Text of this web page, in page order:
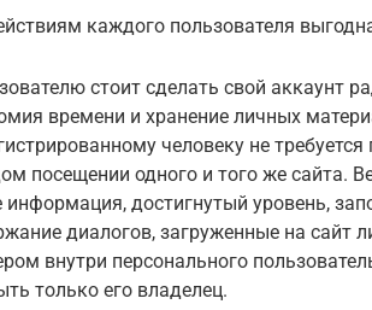
каждого пользователя
стоит сделать свой аккаунт
времени и хранение личных
человеку не
посещении одного и того же сайта.
информация, достигнутый уровень,
диалогов, загруженные на сайт
внутри персонального
только его владелец.